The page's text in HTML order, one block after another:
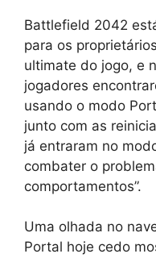
Battlefield 2042
para os
ultimate do jogo, e
jogadores
usando o modo
junto com as
já entraram no
combater o
comportamentos”.
Uma olhada no
Portal hoje cedo